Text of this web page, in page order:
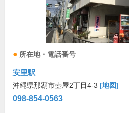
所在地・電話番号
安里駅
沖縄県那覇市壺屋2丁目4-3 [地図]
098-854-0563